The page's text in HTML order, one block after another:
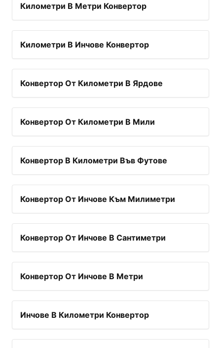
Километри В Метри Конвертор
Километри В Инчове Конвертор
Конвертор От Километри В Ярдове
Конвертор От Километри В Мили
Конвертор В Километри Във Футове
Конвертор От Инчове Към Милиметри
Конвертор От Инчове В Сантиметри
Конвертор От Инчове В Метри
Инчове В Километри Конвертор